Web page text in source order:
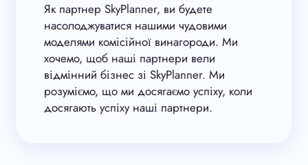
Як партнер SkyPlanner, ви будете
насолоджуватися нашими чудовими
моделями комісійної винагороди. Ми
хочемо, щоб наші партнери вели
відмінний бізнес зі SkyPlanner. Ми
розуміємо, що ми досягаємо успіху, коли
досягають успіху наші партнери.